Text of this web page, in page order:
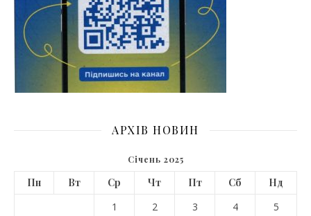
АРХІВ НОВИН
Січень 2025
Пн Вт Ср Чт Пт Сб
Нд
1
2 3 4
5